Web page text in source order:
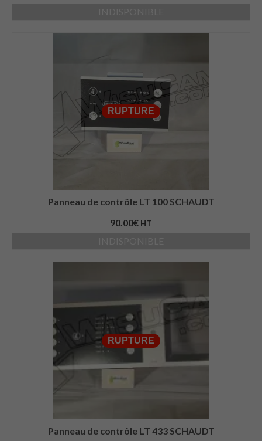
RUPTURE
Panneau de contrôle LT 100 SCHAUDT
90.00€ HT
RUPTURE
Panneau de contrôle LT 433 SCHAUDT